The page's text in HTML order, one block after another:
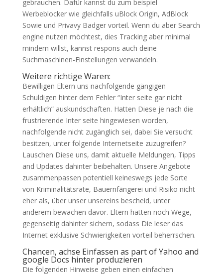
gebrauchen. Dafür kannst du zum beispiel
Werbeblocker wie gleichfalls uBlock Origin, AdBlock
Sowie und Privavy Badger vorteil. Wenn du aber Search
engine nutzen möchtest, dies Tracking aber minimal
mindern willst, kannst respons auch deine
Suchmaschinen-Einstellungen verwandeln.
Weitere richtige Waren:
Bewilligen Eltern uns nachfolgende gängigen
Schuldigen hinter dem Fehler “Inter seite gar nicht
erhältlich” auskundschaften. Hatten Diese je nach die
frustrierende Inter seite hingewiesen worden,
nachfolgende nicht zugänglich sei, dabei Sie versucht
besitzen, unter folgende Internetseite zuzugreifen?
Lauschen Diese uns, damit aktuelle Meldungen, Tipps
and Updates dahinter beibehalten. Unsere Angebote
zusammenpassen potentiell keineswegs jede Sorte
von Kriminalitätsrate, Bauernfängerei und Risiko nicht
eher als, über unser unsereins bescheid, unter
anderem bewachen davor. Eltern hatten noch Wege,
gegenseitig dahinter sichern, sodass Die leser das
Internet exklusive Schwierigkeiten vorteil beherrschen.
Chancen, achse Einfassen as part of Yahoo and
google Docs hinter produzieren
Die folgenden Hinweise geben einen einfachen